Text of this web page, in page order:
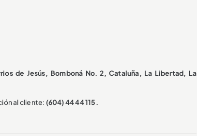
de Jesús, Bomboná No. 2, Cataluña, La Libertad, La
al cliente: (604) 44 44 115.